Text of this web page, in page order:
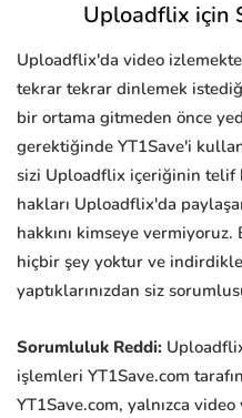
Uploadflix için
Uploadflix'da video izlemekte
tekrar tekrar dinlemek
bir ortama gitmeden önce
gerektiğinde YT1Save'i
sizi Uploadflix içeriğinin telif
hakları Uploadflix'da
hakkını kimseye
hiçbir şey yoktur ve
yaptıklarınızdan siz
Sorumluluk Reddi:
işlemleri YT1Save.com
YT1Save.com, yalnızca